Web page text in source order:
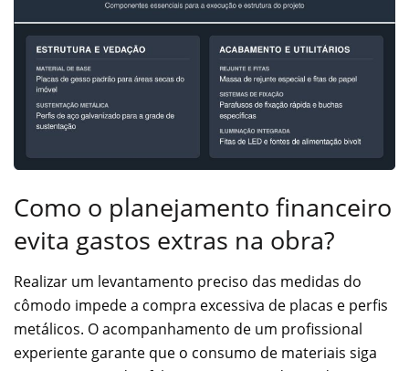
Como o planejamento financeiro
evita gastos extras na obra?
Realizar um levantamento preciso das medidas do
cômodo impede a compra excessiva de placas e perfis
metálicos. O acompanhamento de um profissional
experiente garante que o consumo de materiais siga